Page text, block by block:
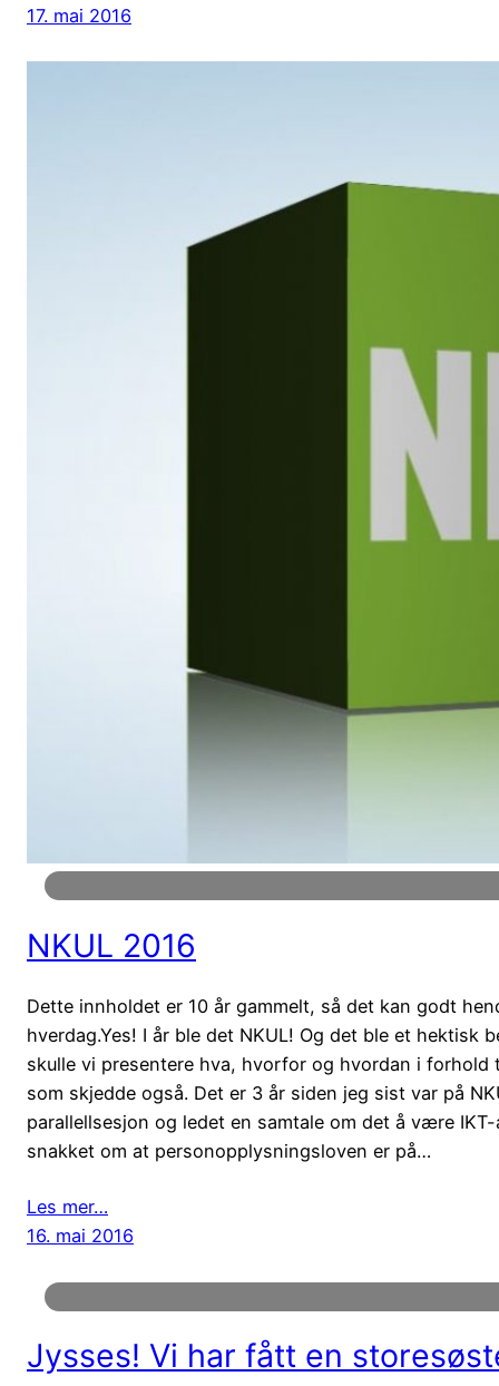
17. mai 2016
NKUL 2016
Dette innholdet er 10 år gammelt, så det kan godt
hverdag.Yes! I år ble det NKUL! Og det ble et hektisk
skulle vi presentere hva, hvorfor og hvordan i forhold
som skjedde også. Det er 3 år siden jeg sist var på
parallellsesjon og ledet en samtale om det å være
snakket om at personopplysningsloven er på…
Les mer…
16. mai 2016
Jysses! Vi har fått en